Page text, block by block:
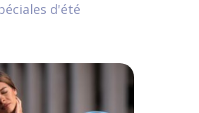
d'été